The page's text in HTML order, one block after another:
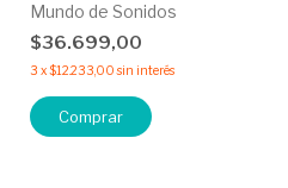
Mundo de Sonidos
$36.699,00
3 x$12.233,00 sin interés
Comprar